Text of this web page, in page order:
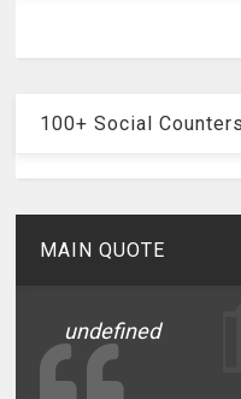
100+ Social Counters
MAIN QUOTE
undefined